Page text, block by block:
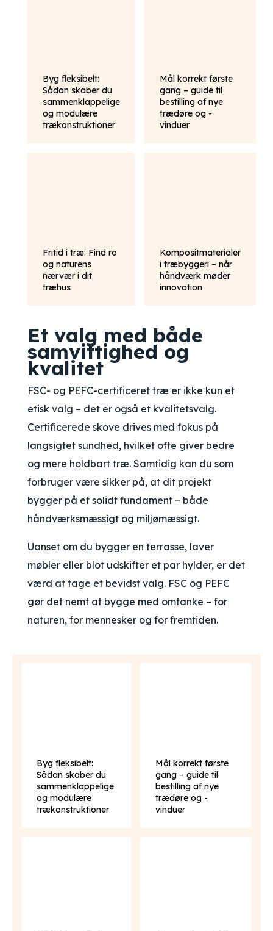
Byg fleksibelt:
Sådan skaber du
sammenklappelige
og modulære
trækonstruktioner
Mål korrekt første
gang – guide til
bestilling af nye
trædøre og -
vinduer
Fritid i træ: Find ro
og naturens
nærvær i dit
træhus
Kompositmaterialer
i træbyggeri – når
håndværk møder
innovation
Et valg med både
samvittighed og
kvalitet
FSC- og PEFC-certificeret træ er ikke kun et
etisk valg – det er også et kvalitetsvalg.
Certificerede skove drives med fokus på
langsigtet sundhed, hvilket ofte giver bedre
og mere holdbart træ. Samtidig kan du som
forbruger være sikker på, at dit projekt
bygger på et solidt fundament – både
håndværksmæssigt og miljømæssigt.
Uanset om du bygger en terrasse, laver
møbler eller blot udskifter et par hylder, er det
værd at tage et bevidst valg. FSC og PEFC
gør det nemt at bygge med omtanke – for
naturen, for mennesker og for fremtiden.
Byg fleksibelt:
Sådan skaber du
sammenklappelige
og modulære
trækonstruktioner
Mål korrekt første
gang – guide til
bestilling af nye
trædøre og -
vinduer